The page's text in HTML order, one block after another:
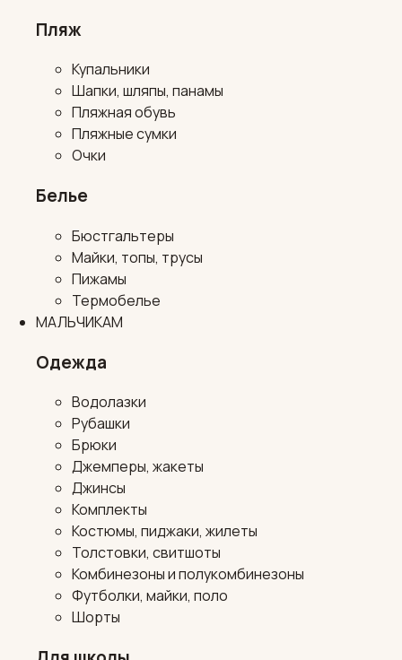
Пляж
Купальники
Шапки, шляпы, панамы
Пляжная обувь
Пляжные сумки
Очки
Белье
Бюстгальтеры
Майки, топы, трусы
Пижамы
Термобелье
МАЛЬЧИКАМ
Одежда
Водолазки
Рубашки
Брюки
Джемперы, жакеты
Джинсы
Комплекты
Костюмы, пиджаки, жилеты
Толстовки, свитшоты
Комбинезоны и полукомбинезоны
Футболки, майки, поло
Шорты